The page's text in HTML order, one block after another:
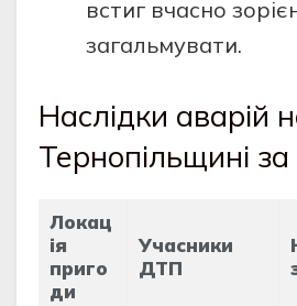
встиг вчасно
загальмувати.
Наслідки аварій
Тернопільщині
Локац
ія
приго
ди
Учасники
ДТП